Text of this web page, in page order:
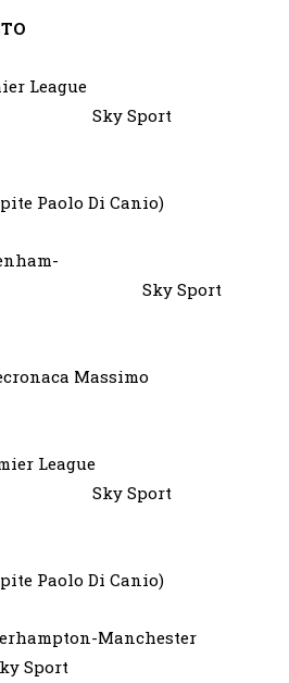
League
Sport
Paolo Di Canio)
Sky Sport
Massimo
League
Sport
Paolo Di Canio)
Manchester